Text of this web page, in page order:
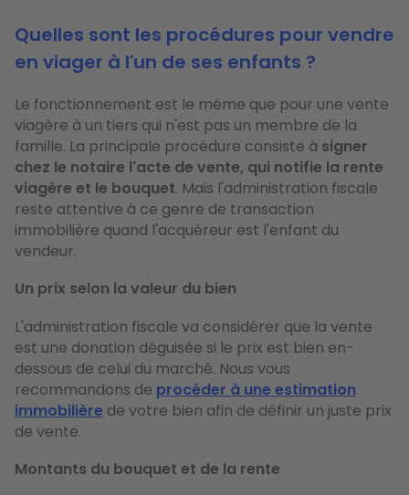
Quelles sont les procédures pour vendre
en viager à l'un de ses enfants ?
Le fonctionnement est le même que pour une vente
viagère à un tiers qui n'est pas un membre de la
famille. La principale procédure consiste à signer
chez le notaire l'acte de vente, qui notifie la rente
viagère et le bouquet. Mais l'administration fiscale
reste attentive à ce genre de transaction
immobilière quand l'acquéreur est l'enfant du
vendeur.
Un prix selon la valeur du bien
L'administration fiscale va considérer que la vente
est une donation déguisée si le prix est bien en-
dessous de celui du marché. Nous vous
recommandons de procéder à une estimation
immobilière de votre bien afin de définir un juste prix
de vente.
Montants du bouquet et de la rente